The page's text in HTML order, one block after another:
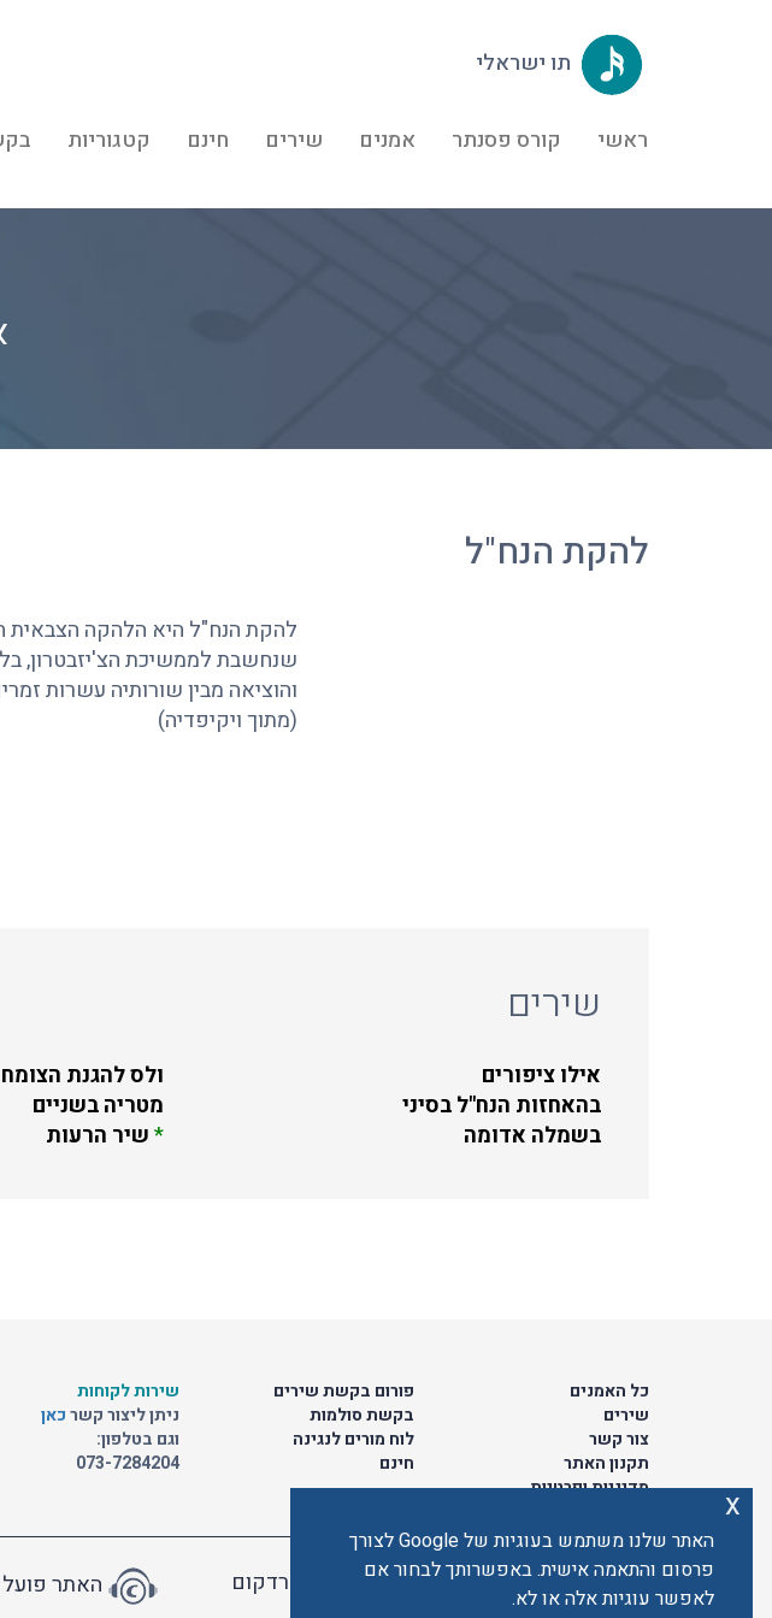
תו ישראלי
ראשי קורס פסנתר אמנים שירים חינם קטגוריות
להקת הנח"ל
להקת הנח"ל היא הלהקה הצבאית
שנחשבת לממשיכת הצ'יזבטרון,
והוציאה מבין שורותיה עשרות
(מתוך ויקיפדיה)
שירים
אילו ציפורים
בהאחזות הנח"ל בסיני
בשמלה אדומה
ולס להגנת הצומח
מטריה בשניים
*שיר הרעות
שירות לקוחות
ניתן ליצור קשרכאן
וגם בטלפון:
073-7284204
פורום בקשת שירים
בקשת סולמות
לוח מורים לנגינה
חינם
כל האמנים
שירים
צור קשר
תקנון האתר
מדיניות ופרטיות
האתר פועל האתר מאובטח ע"י קארדקום
האתר שלנו משתמש בעוגיות של Google לצורך
פרסום והתאמה אישית. באפשרותך לבחור אם
לאפשר עוגיות אלה או לא.
x